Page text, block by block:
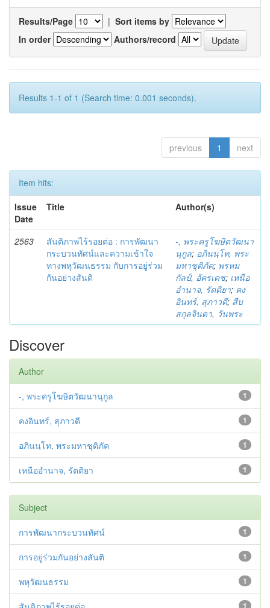
Results/Page | Sort items by
In order
Authors/record
Results 1-1 of 1 (Search time: 0.001 seconds).
previous 1 next
Item hits:
Issue
Date
Title Author(s)
2563
สันติภาพไร้รอยต่อ : การพัฒนา
กระบวนทัศน์และความเข้าใจ
ทางพหุวัฒนธรรม กับการอยู่ร่วม
กันอย่างสันติ
-, พระครูโฆษิตวัฒนา
นุกูล; อภินนฺโท, พระ
มหาชุติภัค; พรหม
กัลป์, อัครเดช; เหนือ
อำนาจ, รัตติยา; คง
อินทร์, สุภาวดี; สืบ
สกุลจินดา, วันพระ
Discover
Author
1
-, พระครูโฆษิตวัฒนานุกูล
1
คงอินทร์, สุภาวดี
1
อภินนฺโท, พระมหาชุติภัค
1
เหนืออำนาจ, รัตติยา
Subject
1
การพัฒนากระบวนทัศน์
1
การอยู่ร่วมกันอย่างสันติ
1
พหุวัฒนธรรม
1